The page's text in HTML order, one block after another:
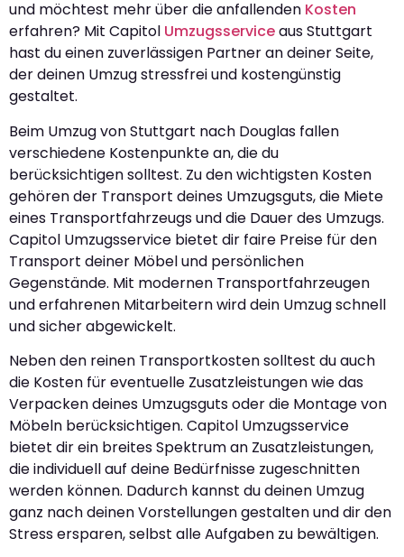
und möchtest mehr über die anfallenden Kosten
erfahren? Mit Capitol Umzugsserviceaus Stuttgart
hast du einen zuverlässigen Partner an deiner Seite,
der deinen Umzug stressfrei und kostengünstig
gestaltet.
Beim Umzug von Stuttgart nach Douglas fallen
verschiedene Kostenpunkte an, die du
berücksichtigen solltest. Zu den wichtigsten Kosten
gehören der Transport deines Umzugsguts, die Miete
eines Transportfahrzeugs und die Dauer des Umzugs.
Capitol Umzugsservice bietet dir faire Preise für den
Transport deiner Möbel und persönlichen
Gegenstände. Mit modernen Transportfahrzeugen
und erfahrenen Mitarbeitern wird dein Umzug schnell
und sicher abgewickelt.
Neben den reinen Transportkosten solltest du auch
die Kosten für eventuelle Zusatzleistungen wie das
Verpacken deines Umzugsguts oder die Montage von
Möbeln berücksichtigen. Capitol Umzugsservice
bietet dir ein breites Spektrum an Zusatzleistungen,
die individuell auf deine Bedürfnisse zugeschnitten
werden können. Dadurch kannst du deinen Umzug
ganz nach deinen Vorstellungen gestalten und dir den
Stress ersparen, selbst alle Aufgaben zu bewältigen.